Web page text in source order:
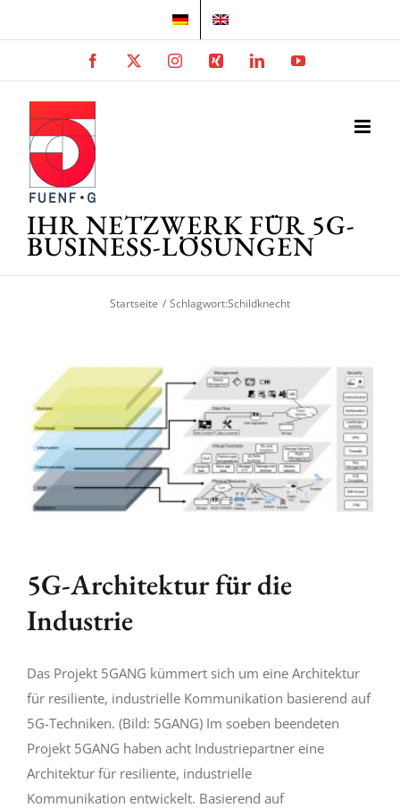
Inhalt
Facebook InstagramXing LinkedInYouTube
IHR NETZWERK FÜR 5G-
BUSINESS-LÖSUNGEN
Startseite Schlagwort:Schildknecht
5G-Architektur für die
Industrie
Das Projekt 5GANG kümmert sich um eine Architektur
für resiliente, industrielle Kommunikation basierend auf
5G-Techniken. (Bild: 5GANG) Im soeben beendeten
Projekt 5GANG haben acht Industriepartner eine
Architektur für resiliente, industrielle
Kommunikation entwickelt. Basierend auf